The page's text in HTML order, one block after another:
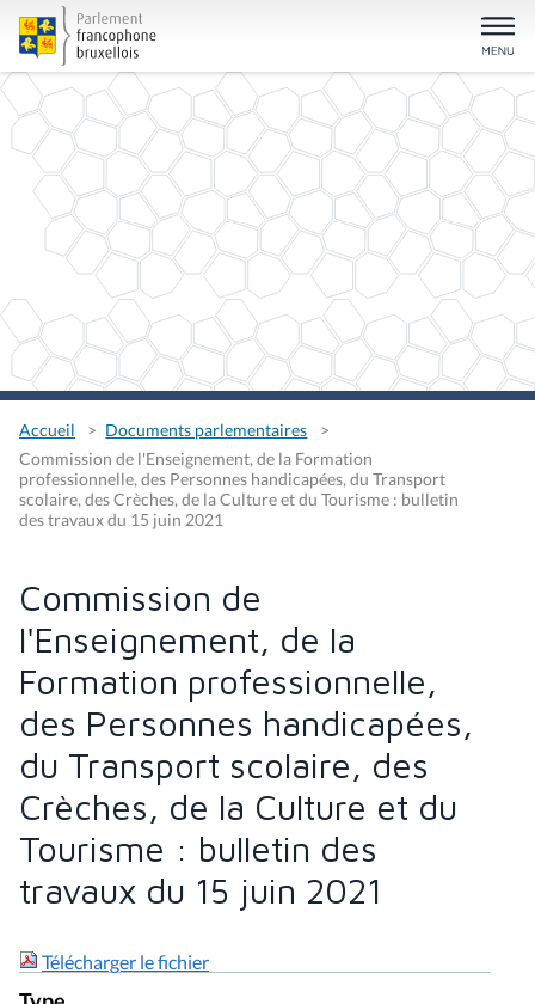
Accueil
Documents parlementaires
Commission de l'Enseignement, de la Formation
professionnelle, des Personnes handicapées, du Transport
scolaire, des Crèches, de la Culture et du Tourisme : bulletin
des travaux du 15 juin 2021
Commission de
l'Enseignement, de la
Formation professionnelle,
des Personnes handicapées,
du Transport scolaire, des
Crèches, de la Culture et du
Tourisme : bulletin des
travaux du 15 juin 2021
Télécharger le fichier